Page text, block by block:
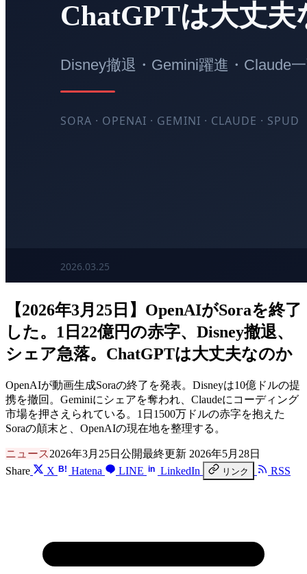
【2026年3月25日】OpenAIがSoraを終了
した。1日22億円の赤字、Disney撤退、
シェア急落。ChatGPTは大丈夫なのか
OpenAIが動画生成Soraの終了を発表。Disneyは10億ドルの提
携を撤回。Geminiにシェアを奪われ、Claudeにコーディング
市場を押さえられている。1日1500万ドルの赤字を抱えた
Soraの顛末と、OpenAIの現在地を整理する。
ニュース2026年3月25日公開最終更新 2026年5月28日
Share
X B! Hatena LINE in LinkedIn リンク RSS